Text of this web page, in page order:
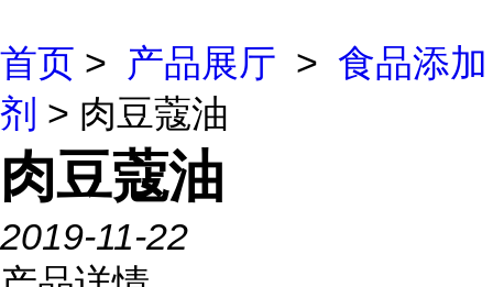
首页 > 产品展厅 > 食品添加
剂 > 肉豆蔻油
肉豆蔻油
2019-11-22